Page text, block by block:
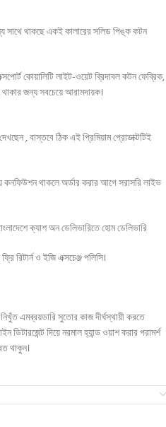
সাথে থাকছে একই কালারের সলিড পিঙ্ক কটন
কোয়ালিটি লাইট-ওয়েট ব্রিদাবল কটন ফেব্রিক,
থাকার জন্য সবচেয়ে আরামদায়ক।
, বাস্তবে ঠিক এই প্রিমিয়াম প্রোডাক্টটিই
কনফিউশন থাকলে অর্ডার করার আগে সরাসরি লাইভ
ক্যাশ অন ডেলিভারিতে হোম ডেলিভারি
রিটার্ন ও ইজি এক্সচেঞ্জ পলিসি।
এমব্রয়ডারি সুতোর কাজ দীর্ঘস্থায়ী করতে
দিয়ে নরমাল হ্যান্ড ওয়াশ করার পরামর্শ
থাকুন।